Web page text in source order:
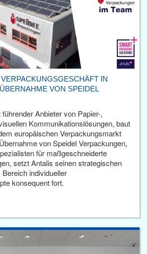
IN
VON SPEIDEL
Anbieter von Papier-,
Kommunikationslösungen, baut
europäischen Verpackungsmarkt
von Speidel Verpackungen,
für maßgeschneiderte
setzt Antalis seinen strategischen
individueller
konsequent fort.